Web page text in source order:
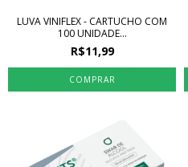
LUVA VINIFLEX - CARTUCHO COM
100 UNIDADE...
R$11,99
COMPRAR